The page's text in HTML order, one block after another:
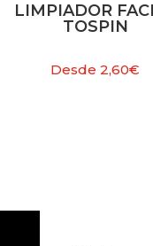
LIMPIADOR
TOSPIN
Desde2,60€